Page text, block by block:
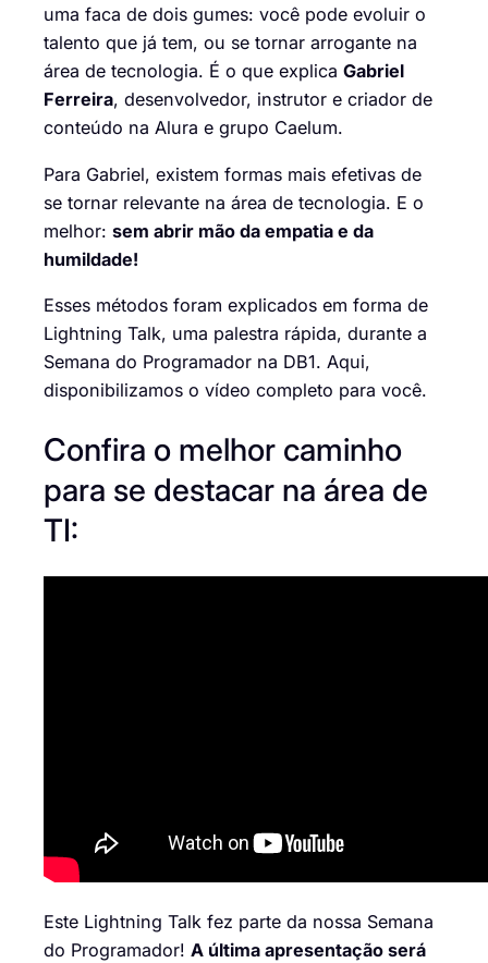
uma faca de dois gumes: você pode evoluir o
talento que já tem, ou se tornar arrogante na
área de tecnologia. É o que explica Gabriel
Ferreira, desenvolvedor, instrutor e criador de
conteúdo na Alura e grupo Caelum.
Para Gabriel, existem formas mais efetivas de
se tornar relevante na área de tecnologia. E o
melhor: sem abrir mão da empatia e da
humildade!
Esses métodos foram explicados em forma de
Lightning Talk, uma palestra rápida, durante a
Semana do Programador na DB1. Aqui,
disponibilizamos o vídeo completo para você.
Confira o melhor caminho
para se destacar na área de
TI:
Este Lightning Talk fez parte da nossa Semana
do Programador! A última apresentação será